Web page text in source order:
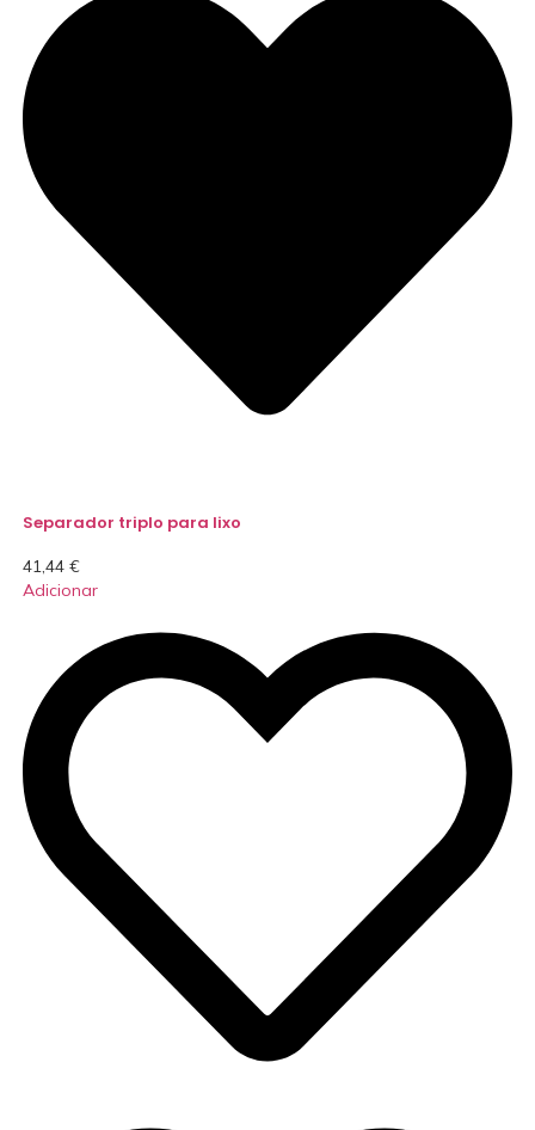
Separador triplo para lixo
41,44 €
Adicionar